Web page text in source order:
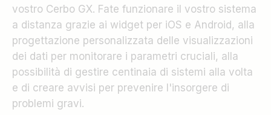
vostro Cerbo GX. Fate funzionare il vostro sistema
a distanza grazie ai widget per iOS e Android, alla
progettazione personalizzata delle visualizzazioni
dei dati per monitorare i parametri cruciali, alla
possibilità di gestire centinaia di sistemi alla volta
e di creare avvisi per prevenire l'insorgere di
problemi gravi.